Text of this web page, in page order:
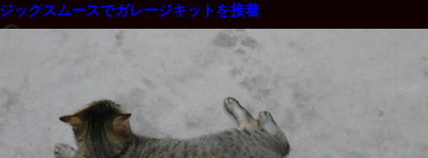
ックスムースでガレージキットを接着